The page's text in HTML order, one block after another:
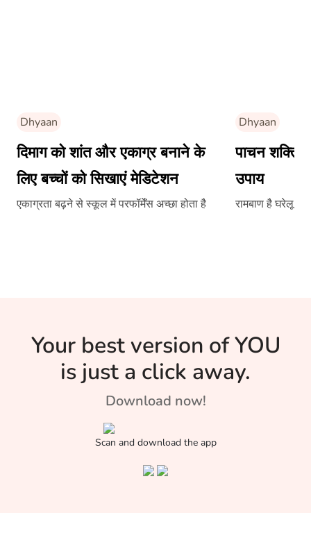
Dhyaan
दिमाग को शांत और एकाग्र बनाने के
लिए बच्चों को सिखाएं मेडिटेशन
एकाग्रता बढ़ने से स्कूल में परफॉर्मेंस अच्छा होता है
Dhyaan
पाचन शक्ति
उपाय
रामबाण है घरेलू
Your best version of YOU
is just a click away.
Download now!
Scan and download the app